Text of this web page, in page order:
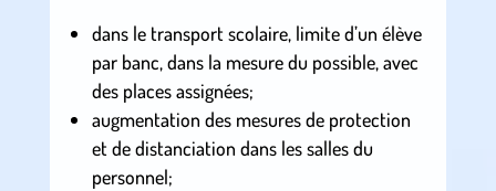
dans le transport scolaire, limite d’un élève
par banc, dans la mesure du possible, avec
des places assignées;
augmentation des mesures de protection
et de distanciation dans les salles du
personnel;